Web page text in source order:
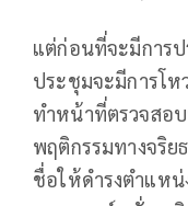
แต่ก่อนที่จะมีการ
ประชุมจะมีการโห
ทำหน้าที่ตรวจสอ
พฤติกรรมทางจริย
ชื่อให้ดำรงตำแหน่